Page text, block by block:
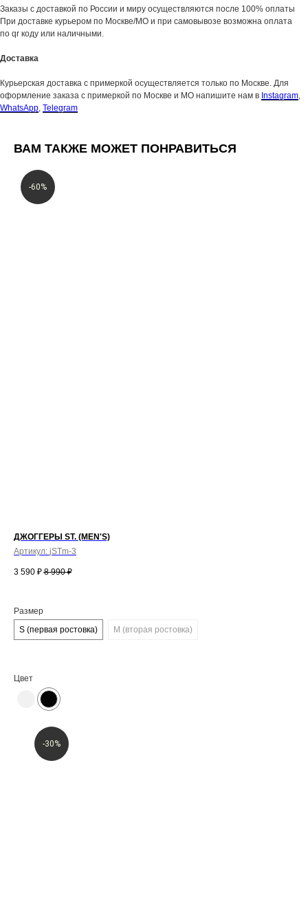
Заказы с доставкой по России и миру осуществляются после 100% оплаты
При доставке курьером по Москве/МО и при самовывозе возможна оплата
по qr коду или наличными.
Доставка
Курьерская доставка с примеркой осуществляется только по Москве. Для
оформление заказа с примеркой по Москве и МО напишите нам в Instagram,
WhatsApp, Telegram
ВАМ ТАКЖЕ МОЖЕТ ПОНРАВИТЬСЯ
-60%
ДЖОГГЕРЫ ST. (MEN'S)
Артикул: jSTm-3
3 590 ₽ 8 990 ₽
Размер
S (первая ростовка)
M (вторая ростовка)
Цвет
-30%